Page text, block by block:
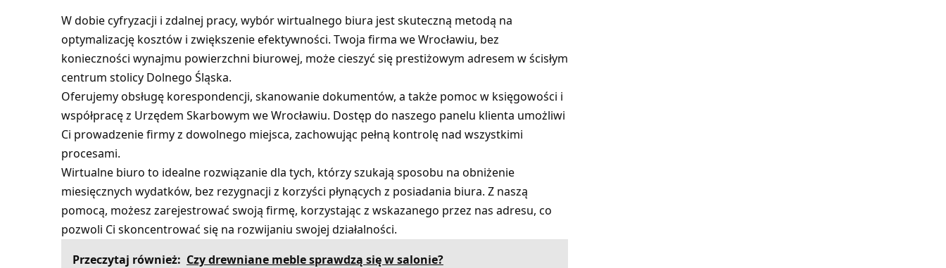
W dobie cyfryzacji i zdalnej pracy, wybór wirtualnego biura jest skuteczną metodą na
optymalizację kosztów i zwiększenie efektywności. Twoja firma we Wrocławiu, bez
konieczności wynajmu powierzchni biurowej, może cieszyć się prestiżowym adresem w ścisłym
centrum stolicy Dolnego Śląska.
Oferujemy obsługę korespondencji, skanowanie dokumentów, a także pomoc w księgowości i
współpracę z Urzędem Skarbowym we Wrocławiu. Dostęp do naszego panelu klienta umożliwi
Ci prowadzenie firmy z dowolnego miejsca, zachowując pełną kontrolę nad wszystkimi
procesami.
Wirtualne biuro to idealne rozwiązanie dla tych, którzy szukają sposobu na obniżenie
miesięcznych wydatków, bez rezygnacji z korzyści płynących z posiadania biura. Z naszą
pomocą, możesz zarejestrować swoją firmę, korzystając z wskazanego przez nas adresu, co
pozwoli Ci skoncentrować się na rozwijaniu swojej działalności.
Przeczytaj również: Czy drewniane meble sprawdzą się w salonie?